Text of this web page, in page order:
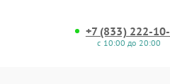
+7 (833) 222-
с 10:00 до 20:00